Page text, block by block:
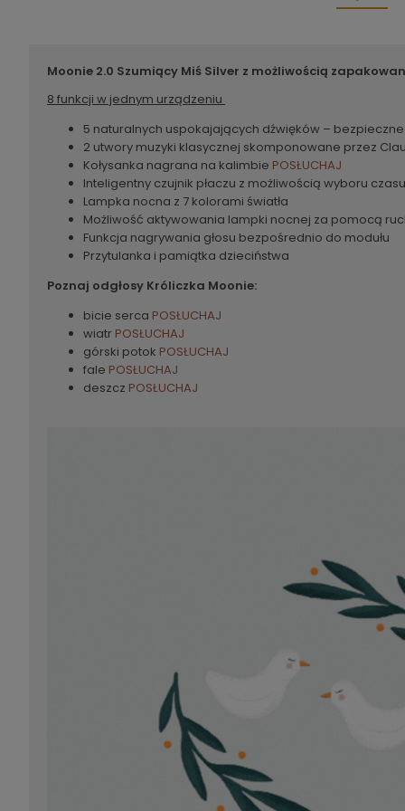
Moonie 2.0 Szumiący Miś Silver z możliwością
8 funkcji w jednym urządzeniu
5 naturalnych uspokajających dźwięków –
2 utwory muzyki klasycznej skomponowane przez
Kołysanka nagrana na kalimbie POSŁUCHAJ
Inteligentny czujnik płaczu z możliwością wyboru
Lampka nocna z 7 kolorami światła
Możliwość aktywowania lampki nocnej za pomocą
Funkcja nagrywania głosu bezpośrednio do modułu
Przytulanka i pamiątka dzieciństwa
Poznaj odgłosy Króliczka Moonie:
bicie serca POSŁUCHAJ
wiatr POSŁUCHAJ
górski potok POSŁUCHAJ
fale POSŁUCHAJ
deszcz POSŁUCHAJ